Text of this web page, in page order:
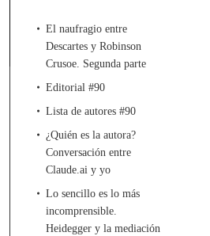
El naufragio entre
Descartes y Robinson
Crusoe. Segunda parte
Editorial #90
Lista de autores #90
¿Quién es la autora?
Conversación entre
Claude.ai y yo
Lo sencillo es lo más
incomprensible.
Heidegger y la mediación